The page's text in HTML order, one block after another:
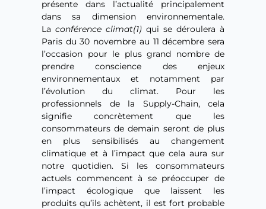
présente dans l’actualité principalement
dans sa dimension environnementale.
La conférence climat(1) qui se déroulera à
Paris du 30 novembre au 11 décembre sera
l’occasion pour le plus grand nombre de
prendre conscience des enjeux
environnementaux et notamment par
l’évolution du climat. Pour les
professionnels de la Supply-Chain, cela
signifie concrètement que les
consommateurs de demain seront de plus
en plus sensibilisés au changement
climatique et à l’impact que cela aura sur
notre quotidien. Si les consommateurs
actuels commencent à se préoccuper de
l’impact écologique que laissent les
produits qu’ils achètent, il est fort probable